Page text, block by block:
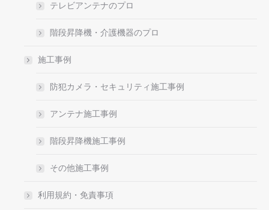
テレビアンテナのプロ
階段昇降機・介護機器のプロ
施工事例
防犯カメラ・セキュリティ施工事例
アンテナ施工事例
階段昇降機施工事例
その他施工事例
利用規約・免責事項